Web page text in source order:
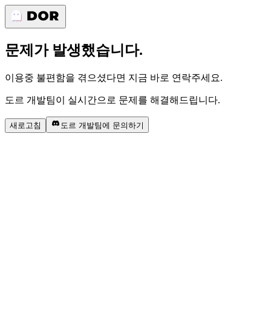
문제가 발생했습니다.
이용중 불편함을 겪으셨다면 지금 바로 연락주세요.
도르 개발팀이 실시간으로 문제를 해결해드립니다.
새로고침 도르 개발팀에 문의하기